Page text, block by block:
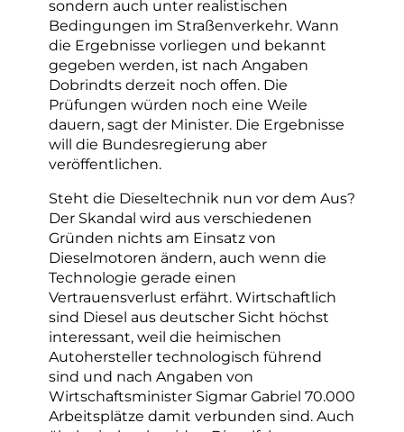
sondern auch unter realistischen
Bedingungen im Straßenverkehr. Wann
die Ergebnisse vorliegen und bekannt
gegeben werden, ist nach Angaben
Dobrindts derzeit noch offen. Die
Prüfungen würden noch eine Weile
dauern, sagt der Minister. Die Ergebnisse
will die Bundesregierung aber
veröffentlichen.
Steht die Dieseltechnik nun vor dem Aus?
Der Skandal wird aus verschiedenen
Gründen nichts am Einsatz von
Dieselmotoren ändern, auch wenn die
Technologie gerade einen
Vertrauensverlust erfährt. Wirtschaftlich
sind Diesel aus deutscher Sicht höchst
interessant, weil die heimischen
Autohersteller technologisch führend
sind und nach Angaben von
Wirtschaftsminister Sigmar Gabriel 70.000
Arbeitsplätze damit verbunden sind. Auch